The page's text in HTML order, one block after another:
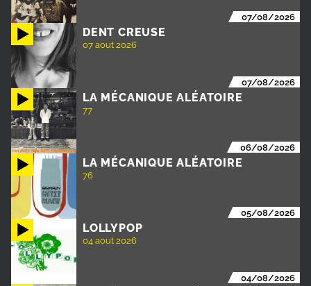
07/08/2026
DENT CREUSE
07 aout 2026
07/08/2026
LA MÉCANIQUE ALÉATOIRE
77
06/08/2026
LA MÉCANIQUE ALÉATOIRE
76
05/08/2026
LOLLYPOP
04 aout 2026
04/08/2026